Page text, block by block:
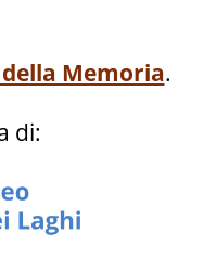
Memoria.
di: